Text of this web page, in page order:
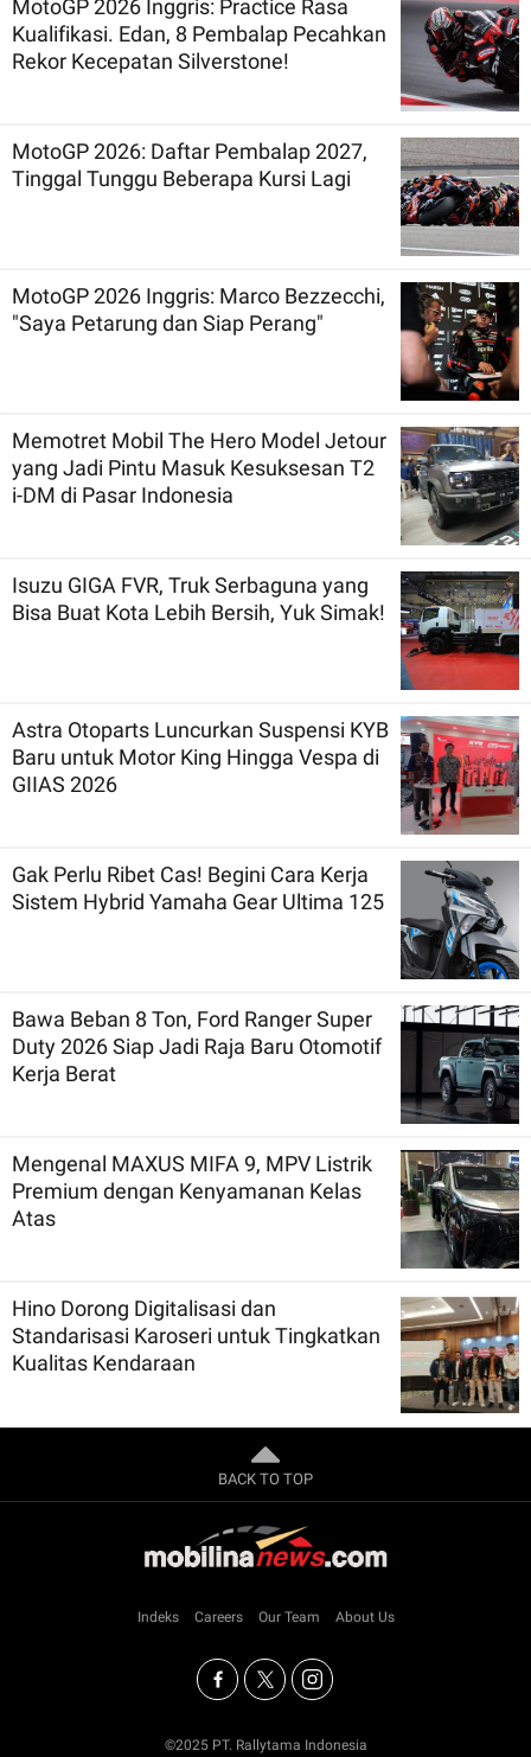
MotoGP 2026 Inggris: Practice Rasa
Kualifikasi. Edan, 8 Pembalap Pecahkan
Rekor Kecepatan Silverstone!
MotoGP 2026: Daftar Pembalap 2027,
Tinggal Tunggu Beberapa Kursi Lagi
MotoGP 2026 Inggris: Marco Bezzecchi,
"Saya Petarung dan Siap Perang"
Memotret Mobil The Hero Model Jetour
yang Jadi Pintu Masuk Kesuksesan T2
i-DM di Pasar Indonesia
Isuzu GIGA FVR, Truk Serbaguna yang
Bisa Buat Kota Lebih Bersih, Yuk Simak!
Astra Otoparts Luncurkan Suspensi KYB
Baru untuk Motor King Hingga Vespa di
GIIAS 2026
Gak Perlu Ribet Cas! Begini Cara Kerja
Sistem Hybrid Yamaha Gear Ultima 125
Bawa Beban 8 Ton, Ford Ranger Super
Duty 2026 Siap Jadi Raja Baru Otomotif
Kerja Berat
Mengenal MAXUS MIFA 9, MPV Listrik
Premium dengan Kenyamanan Kelas
Atas
Hino Dorong Digitalisasi dan
Standarisasi Karoseri untuk Tingkatkan
Kualitas Kendaraan
BACK TO TOP
Indeks Careers Our Team About Us
©2025 PT. Rallytama Indonesia